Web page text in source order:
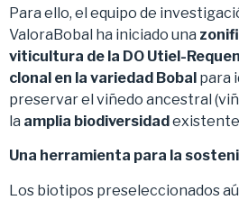
Para ello, el equipo de
ValoraBobal ha iniciado una
viticultura de la DO Utiel-
clonal en la variedad Bobal para
preservar el viñedo ancestral
la amplia biodiversidad
Una herramienta para la
Los biotipos preseleccionados